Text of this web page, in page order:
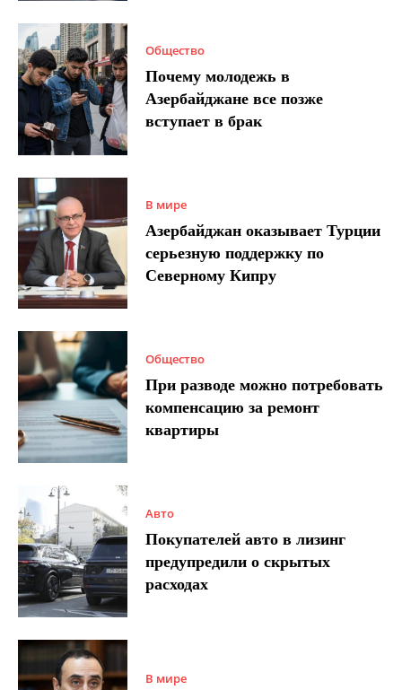
Общество
Почему молодежь в
Азербайджане все позже
вступает в брак
В мире
Азербайджан оказывает Турции
серьезную поддержку по
Северному Кипру
Общество
При разводе можно потребовать
компенсацию за ремонт
квартиры
Авто
Покупателей авто в лизинг
предупредили о скрытых
расходах
В мире